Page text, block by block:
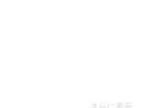
さらに表示